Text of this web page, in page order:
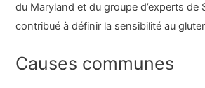
du Maryland et du groupe d’experts de
contribué à définir la sensibilité au
Causes communes